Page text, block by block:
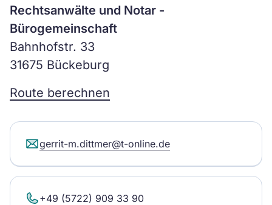
Rechtsanwälte und Notar -
Bürogemeinschaft
Bahnhofstr. 33
31675 Bückeburg
Route berechnen
gerrit-m.dittmer@t-online.de
+49 (5722) 909 33 90